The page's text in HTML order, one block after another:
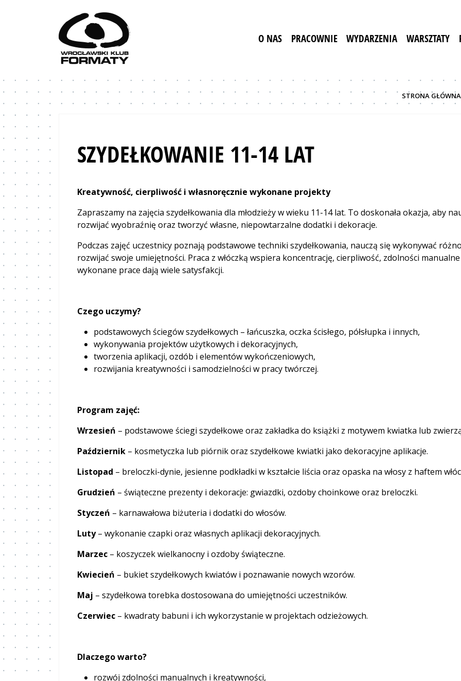
Przejdź do treściWK Formaty. Strona główna
O NAS PRACOWNIE WYDARZENIA WARSZTATY
STRONA GŁÓWNA
SZYDEŁKOWANIE 11-14 LAT
Kreatywność, cierpliwość i własnoręcznie wykonane projekty
Zapraszamy na zajęcia szydełkowania dla młodzieży w wieku 11-14 lat. To doskonała okazja, aby
rozwijać wyobraźnię oraz tworzyć własne, niepowtarzalne dodatki i dekoracje.
Podczas zajęć uczestnicy poznają podstawowe techniki szydełkowania, nauczą się wykonywać
rozwijać swoje umiejętności. Praca z włóczką wspiera koncentrację, cierpliwość, zdolności
wykonane prace dają wiele satysfakcji.
Czego uczymy?
podstawowych ściegów szydełkowych – łańcuszka, oczka ścisłego, półsłupka i innych,
wykonywania projektów użytkowych i dekoracyjnych,
tworzenia aplikacji, ozdób i elementów wykończeniowych,
rozwijania kreatywności i samodzielności w pracy twórczej.
Program zajęć:
Wrzesień – podstawowe ściegi szydełkowe oraz zakładka do książki z motywem kwiatka lub
Październik – kosmetyczka lub piórnik oraz szydełkowe kwiatki jako dekoracyjne aplikacje.
Listopad – breloczki-dynie, jesienne podkładki w kształcie liścia oraz opaska na włosy z haftem
Grudzień – świąteczne prezenty i dekoracje: gwiazdki, ozdoby choinkowe oraz breloczki.
Styczeń – karnawałowa biżuteria i dodatki do włosów.
Luty– wykonanie czapki oraz własnych aplikacji dekoracyjnych.
Marzec – koszyczek wielkanocny i ozdoby świąteczne.
Kwiecień – bukiet szydełkowych kwiatów i poznawanie nowych wzorów.
Maj – szydełkowa torebka dostosowana do umiejętności uczestników.
Czerwiec – kwadraty babuni i ich wykorzystanie w projektach odzieżowych.
Dlaczego warto?
rozwój zdolności manualnych i kreatywności,